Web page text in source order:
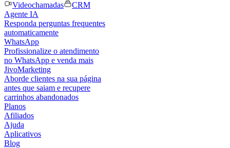
Videochamadas
CRM
Agente IA
Responda perguntas frequentes
automaticamente
WhatsApp
Profissionalize o atendimento
no WhatsApp e venda mais
JivoMarketing
Aborde clientes na sua página
antes que saiam e recupere
carrinhos abandonados
Planos
Afiliados
Ajuda
Aplicativos
Blog